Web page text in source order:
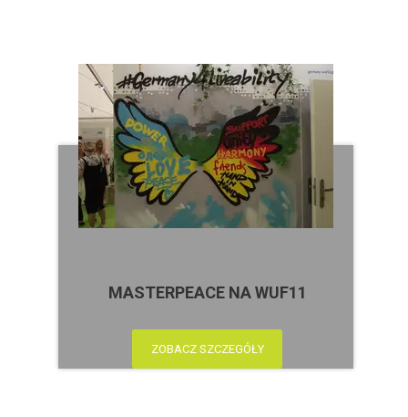
ZOBACZ SZCZEGÓŁY
MASTERPEACE NA WUF11